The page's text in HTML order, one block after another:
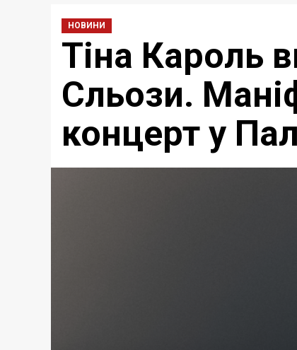
НОВИНИ
Тіна Кароль
Сльози.
концерт у